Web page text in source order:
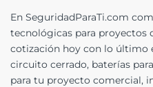
En SeguridadParaTi.com
tecnológicas para proyectos
cotización hoy con lo último
circuito cerrado, baterías
para tu proyecto comercial,